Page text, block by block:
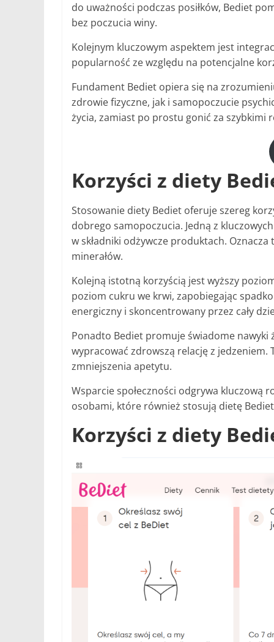
do uważności podczas posiłków, Bediet
bez poczucia winy.
Kolejnym kluczowym aspektem jest
popularność ze względu na potencjalne
Fundament Bediet opiera się na
zdrowie fizyczne, jak i samopoczucie
życia, zamiast po prostu gonić za szybkimi
Korzyści z diety
Stosowanie diety Bediet oferuje szereg
dobrego samopoczucia. Jedną z
w składniki odżywcze produktach.
minerałów.
Kolejną istotną korzyścią jest wyższy
poziom cukru we krwi, zapobiegając
energiczny i skoncentrowany przez cały
Ponadto Bediet promuje świadome nawyki
wypracować zdrowszą relację z
zmniejszenia apetytu.
Wsparcie społeczności odgrywa kluczową
osobami, które również stosują dietę
Korzyści z diety